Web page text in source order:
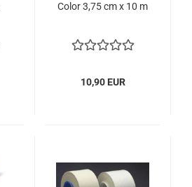
Color 3,75 cm x 10 m
10,90 EUR